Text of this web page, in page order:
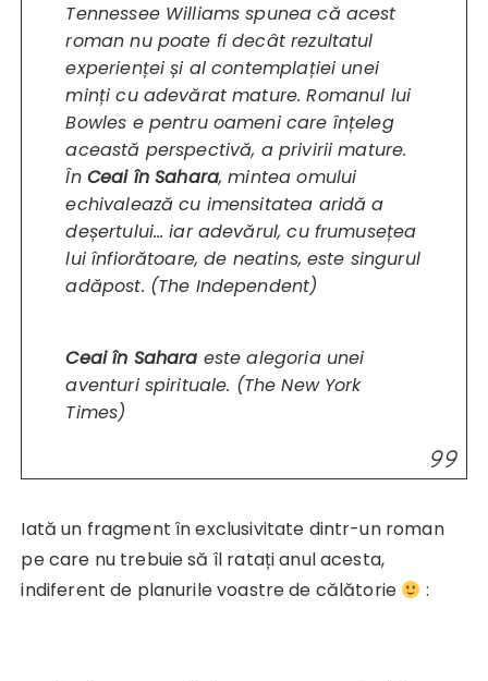
Tennessee Williams spunea că acest
roman nu poate fi decât rezultatul
experienței și al contemplației unei
minți cu adevărat mature. Romanul lui
Bowles e pentru oameni care înțeleg
această perspectivă, a privirii mature.
În Ceai în Sahara, mintea omului
echivalează cu imensitatea aridă a
deșertului… iar adevărul, cu frumusețea
lui înfiorătoare, de neatins, este singurul
adăpost. (The Independent)
Ceai în Sahara este alegoria unei
aventuri spirituale. (The New York
Times)
Iată un fragment în exclusivitate dintr-un roman
pe care nu trebuie să îl ratați anul acesta,
indiferent de planurile voastre de călătorie
: